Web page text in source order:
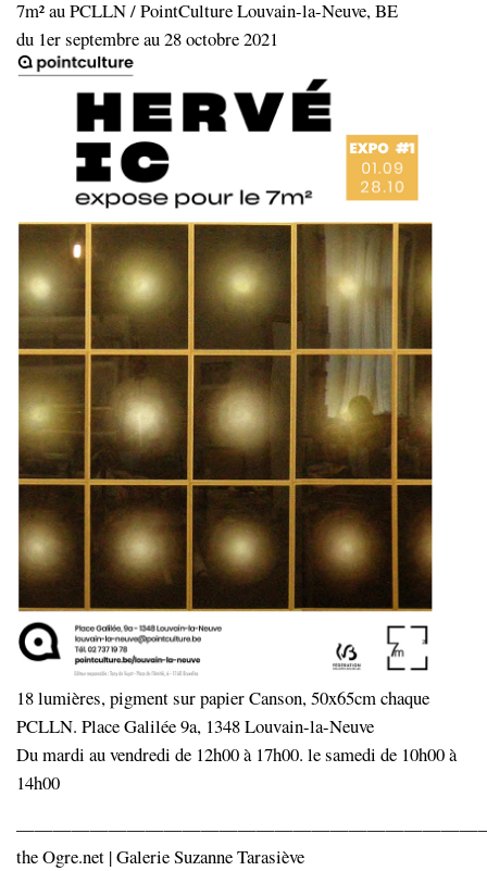
7m² au PCLLN / PointCulture Louvain-la-Neuve, BE
du 1er septembre au 28 octobre 2021
18 lumières, pigment sur papier Canson, 50x65cm chaque
PCLLN. Place Galilée 9a, 1348 Louvain-la-Neuve
Du mardi au vendredi de 12h00 à 17h00. le samedi de 10h00 à
14h00
the Ogre.net | Galerie Suzanne Tarasiève